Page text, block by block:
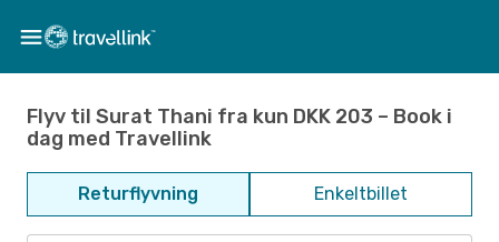
Flyv til Surat Thani fra kun DKK 203 – Book i
dag med Travellink
Returflyvning Enkeltbillet